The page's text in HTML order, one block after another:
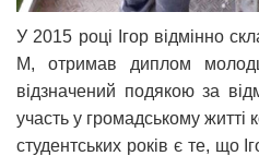
У 2015 році Ігор відмінно
М, отримав диплом
відзначений подякою за
участь у громадському житті
студентських років є те, що